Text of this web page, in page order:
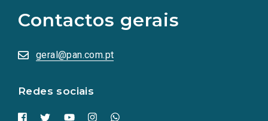
Contactos gerais
geral@pan.com.pt
Redes sociais
redes
sociais
numa
nova